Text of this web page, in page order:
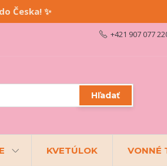
Česka! ✨
Hľadať
+421 907 077
KVETÚLOK VONNÉ